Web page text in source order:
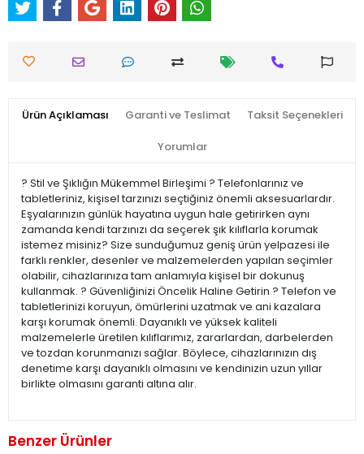
Ürün Açıklaması Garanti ve Teslimat Taksit Seçenekleri
Yorumlar
? Stil ve Şıklığın Mükemmel Birleşimi ? Telefonlarınız ve
tabletleriniz, kişisel tarzınızı seçtiğiniz önemli aksesuarlardır.
Eşyalarınızın günlük hayatına uygun hale getirirken aynı
zamanda kendi tarzınızı da seçerek şık kılıflarla korumak
istemez misiniz? Size sunduğumuz geniş ürün yelpazesi ile
farklı renkler, desenler ve malzemelerden yapılan seçimler
olabilir, cihazlarınıza tam anlamıyla kişisel bir dokunuş
kullanmak. ?️ Güvenliğinizi Öncelik Haline Getirin ?️ Telefon ve
tabletlerinizi koruyun, ömürlerini uzatmak ve ani kazalara
karşı korumak önemli. Dayanıklı ve yüksek kaliteli
malzemelerle üretilen kılıflarımız, zararlardan, darbelerden
ve tozdan korunmanızı sağlar. Böylece, cihazlarınızın dış
denetime karşı dayanıklı olmasını ve kendinizin uzun yıllar
birlikte olmasını garanti altına alır.
Benzer Ürünler